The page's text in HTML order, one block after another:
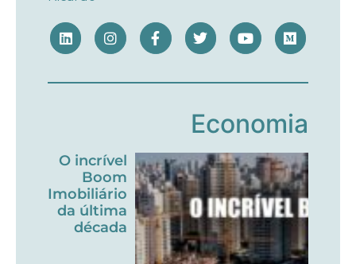
Economia
O incrível
Boom
Imobiliário
da última
década